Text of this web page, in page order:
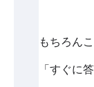
もちろん
「すぐに